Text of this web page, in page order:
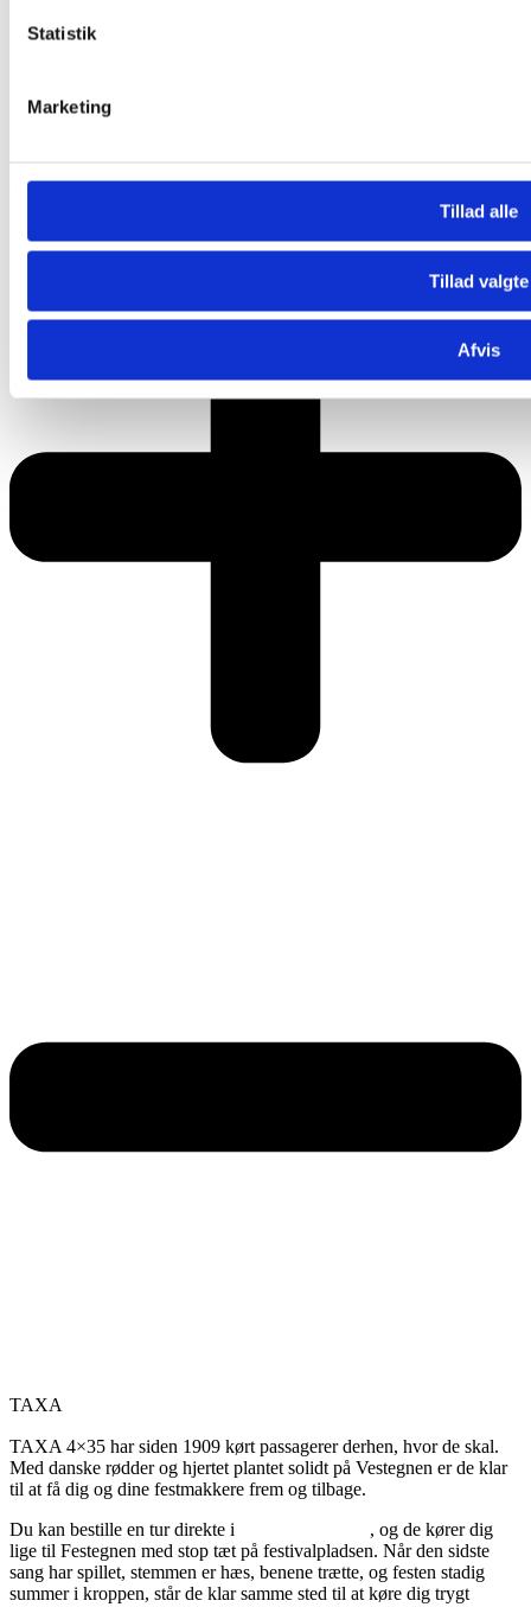
Statistik
Marketing
Tillad alle
Tillad valgte
Afvis
Ølhaven
Unibrew
sortimentet.
TAXA
TAXA 4×35 har siden 1909 kørt passagerer derhen, hvor de skal.
Med danske rødder og hjertet plantet solidt på Vestegnen er de klar
til at få dig og dine festmakkere frem og tilbage.
Du kan bestille en tur direkte i
, og de kører dig
lige til Festegnen med stop tæt på festivalpladsen. Når den sidste
sang har spillet, stemmen er hæs, benene trætte, og festen stadig
summer i kroppen, står de klar samme sted til at køre dig trygt